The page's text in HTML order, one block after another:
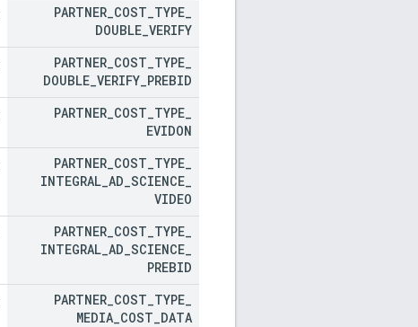
PARTNER COST TYPE
DOUBLE VERIFY
PARTNER COST TYPE
DOUBLE VERIFY PREBID
PARTNER COST TYPE
EVIDON
PARTNER COST TYPE
INTEGRAL AD SCIENCE
VIDEO
PARTNER COST TYPE
INTEGRAL AD SCIENCE
PREBID
PARTNER COST TYPE
MEDIA COST DATA